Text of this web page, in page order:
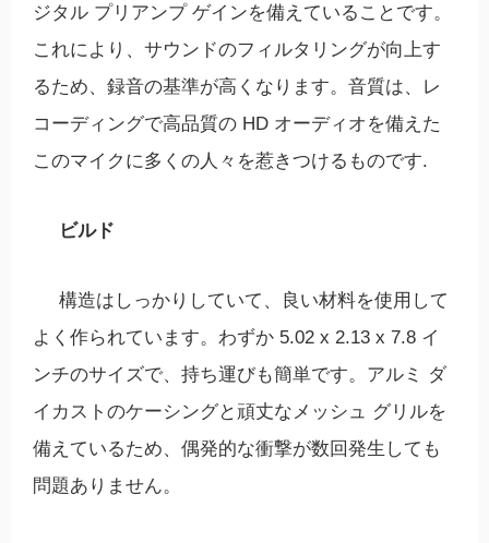
ジタル プリアンプ ゲインを備えていることです。
これにより、サウンドのフィルタリングが向上す
るため、録音の基準が高くなります。音質は、レ
コーディングで高品質の HD オーディオを備えた
このマイクに多くの人々を惹きつけるものです.
ビルド
構造はしっかりしていて、良い材料を使用して
よく作られています。わずか 5.02 x 2.13 x 7.8 イ
ンチのサイズで、持ち運びも簡単です。アルミ ダ
イカストのケーシングと頑丈なメッシュ グリルを
備えているため、偶発的な衝撃が数回発生しても
問題ありません。